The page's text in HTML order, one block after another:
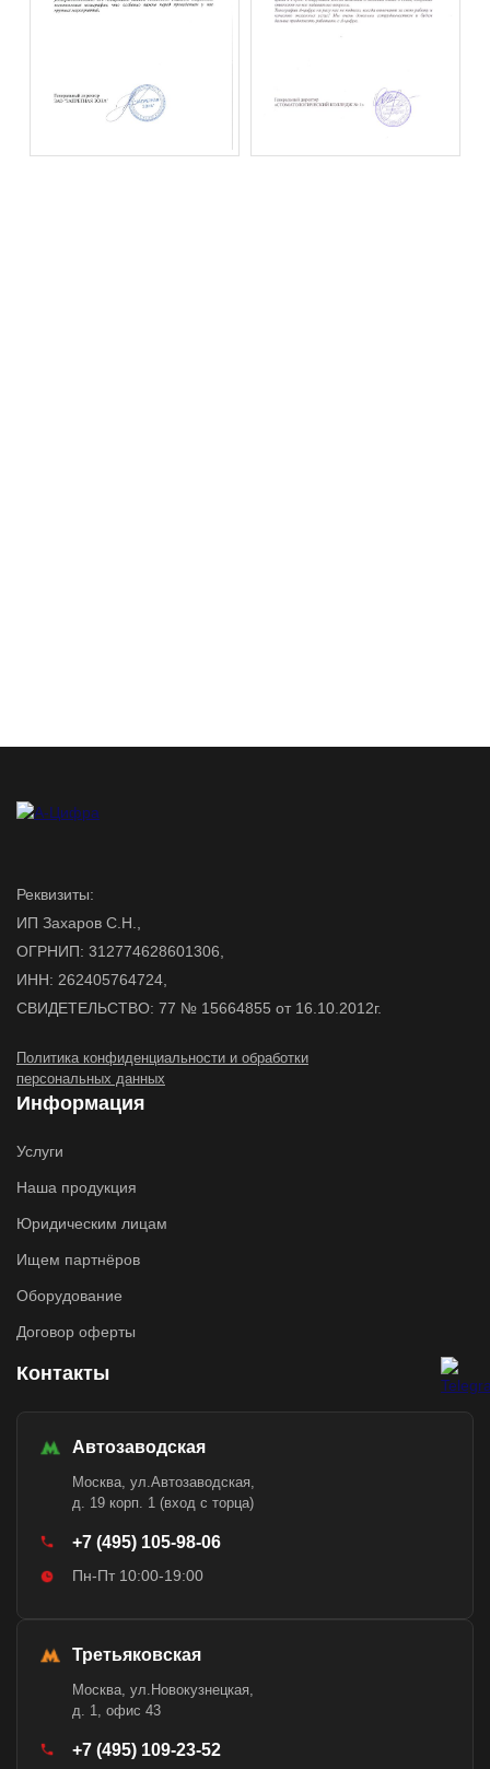
Реквизиты:
ИП Захаров С.Н.,
ОГРНИП: 312774628601306,
ИНН: 262405764724,
СВИДЕТЕЛЬСТВО: 77 № 15664855 от 16.10.2012г.
Политика конфиденциальности и обработки
персональных данных
Информация
Услуги
Наша продукция
Юридическим лицам
Ищем партнёров
Оборудование
Договор оферты
Контакты
Автозаводская
Москва, ул.Автозаводская,
д. 19 корп. 1 (вход с торца)
+7 (495) 105-98-06
Пн-Пт 10:00-19:00
Третьяковская
Москва, ул.Новокузнецкая,
д. 1, офис 43
+7 (495) 109-23-52